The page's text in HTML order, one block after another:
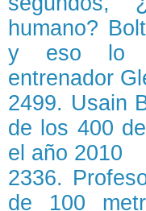
humano?
y eso lo
entrenador
2499. Usain
de los 400
el año 2010
2336.
de 100